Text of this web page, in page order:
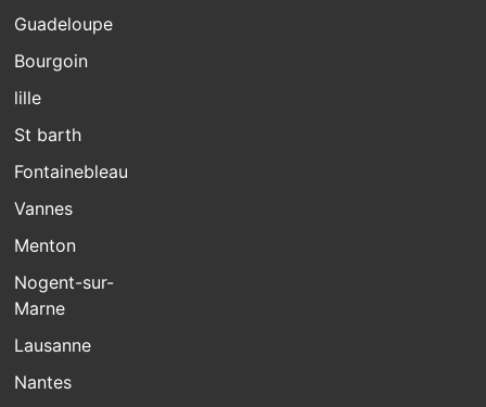
Guadeloupe
Bourgoin
lille
St barth
Fontainebleau
Vannes
Menton
Nogent-sur-
Marne
Lausanne
Nantes